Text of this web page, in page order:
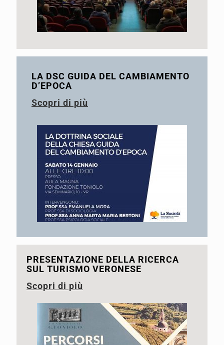
LA DSC GUIDA DEL CAMBIAMENTO
D’EPOCA
Scopri di più
PRESENTAZIONE DELLA RICERCA
SUL TURISMO VERONESE
Scopri di più